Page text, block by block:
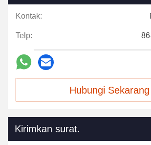
Kontak:
Telp:
Hubungi Sekarang
Kirimkan surat.